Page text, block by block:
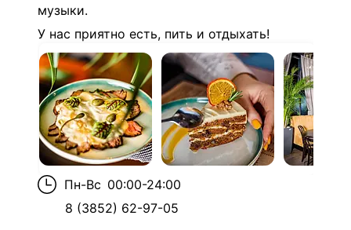
музыки.
У нас приятно есть, пить и отдыхать!
Пн-Вс 00:00-24:00
8 (3852) 62-97-05